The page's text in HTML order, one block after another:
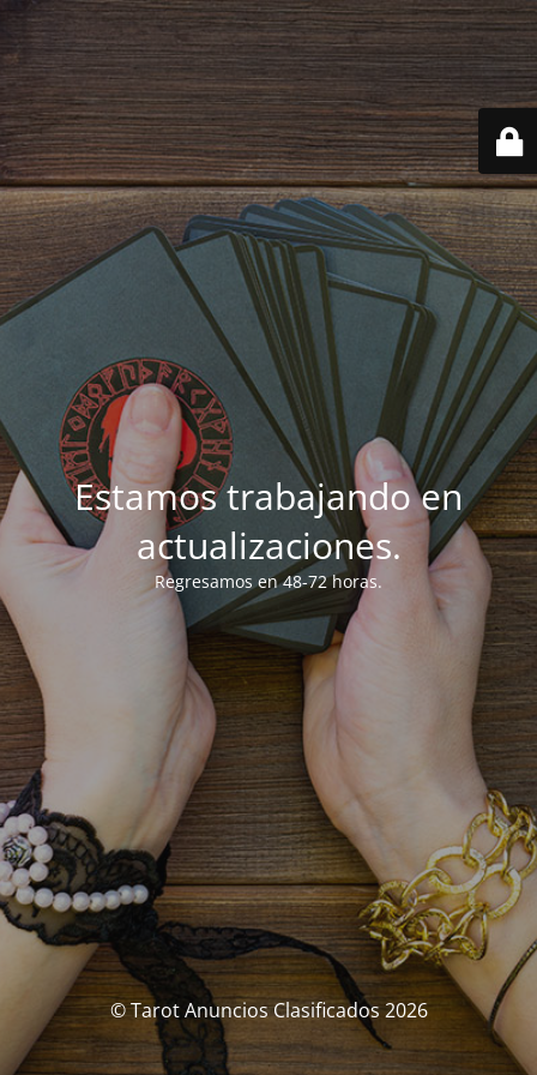
Estamos trabajando en
actualizaciones.
Regresamos en 48-72 horas.
© Tarot Anuncios Clasificados 2026